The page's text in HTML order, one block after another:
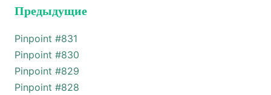
Предыдущие
Pinpoint #831
Pinpoint #830
Pinpoint #829
Pinpoint #828